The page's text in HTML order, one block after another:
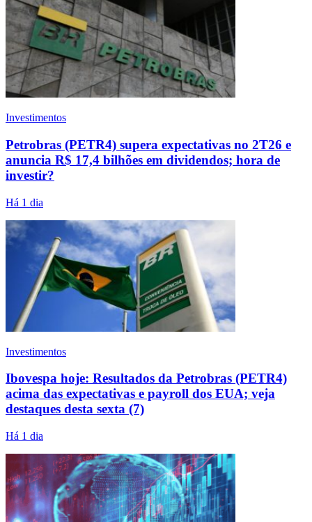
Investimentos
Petrobras (PETR4) supera expectativas no 2T26 e
anuncia R$ 17,4 bilhões em dividendos; hora de
investir?
Há 1 dia
Investimentos
Ibovespa hoje: Resultados da Petrobras (PETR4)
acima das expectativas e payroll dos EUA; veja
destaques desta sexta (7)
Há 1 dia